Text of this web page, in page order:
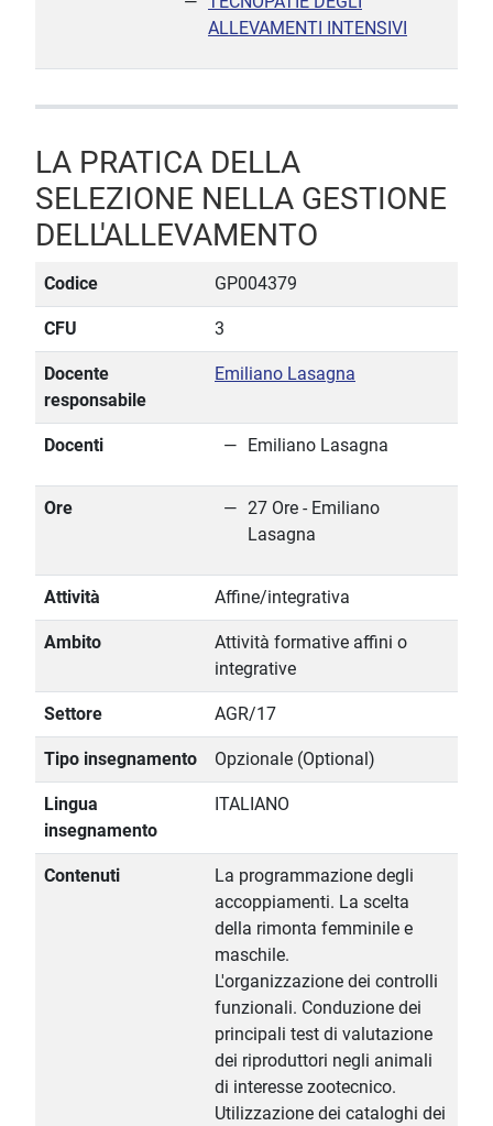
ALLEVAMENTI INTENSIVI
LA PRATICA DELLA
SELEZIONE NELLA GESTIONE
DELL'ALLEVAMENTO
Codice GP004379
CFU 3
Docente
responsabile
Emiliano Lasagna
Docenti Emiliano Lasagna
Ore
27 Ore - Emiliano
Lasagna
Attività Affine/integrativa
Ambito
Attività formative affini o
integrative
Settore AGR/17
Tipo insegnamento Opzionale (Optional)
Lingua
insegnamento
ITALIANO
Contenuti
La programmazione degli
accoppiamenti. La scelta
della rimonta femminile e
maschile.
L'organizzazione dei controlli
funzionali. Conduzione dei
principali test di valutazione
dei riproduttori negli animali
di interesse zootecnico.
Utilizzazione dei cataloghi dei